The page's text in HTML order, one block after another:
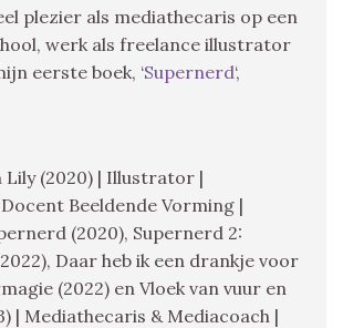
plezier als mediathecaris op een
werk als freelance illustrator
eerste boek, ‘Supernerd‘,
Lily (2020) | Illustrator |
Beeldende Vorming |
(2020), Supernerd 2:
Daar heb ik een drankje voor
(2022) en Vloek van vuur en
| Mediathecaris & Mediacoach |